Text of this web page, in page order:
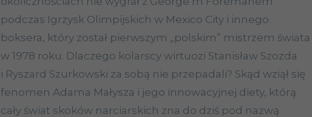
podczas Igrzysk Olimpijskich w Mexico City i innego
boksera, który został pierwszym „polskim” mistrzem świata
w 1978 roku. Dlaczego kolarscy wirtuozi Stanisław Szozda
i Ryszard Szurkowski za sobą nie przepadali? Skąd wziął się
fenomen Adama Małysza i jego innowacyjnej diety, którą
cały świat skoków narciarskich zna do dziś pod nazwą